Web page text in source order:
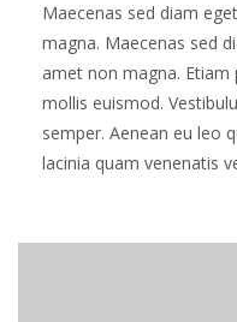
Maecenas sed diam
magna. Maecenas sed
amet non magna.
mollis euismod.
semper. Aenean eu leo
lacinia quam venenatis
Read more